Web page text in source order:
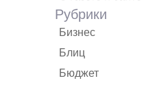
Рубрики
Бизнес
Блиц
Бюджет